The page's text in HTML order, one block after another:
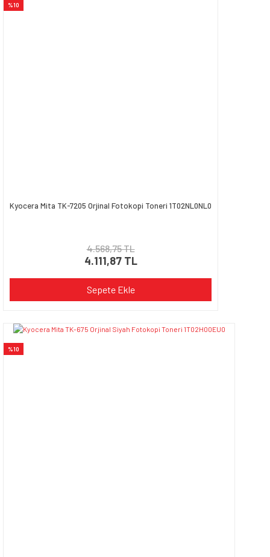
%10
Kyocera Mita TK-7205 Orjinal Fotokopi Toneri 1T02NL0NL0
4.568,75 TL
4.111,87 TL
Sepete Ekle
%10